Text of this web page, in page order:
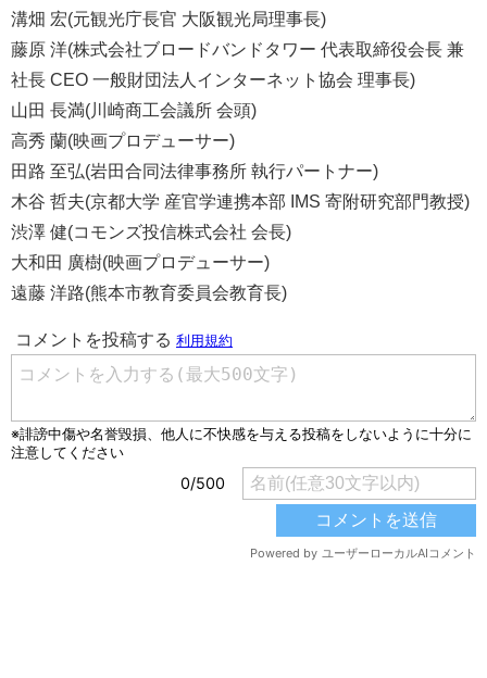
溝畑 宏(元観光庁長官 大阪観光局理事長)
藤原 洋(株式会社ブロードバンドタワー 代表取締役会長 兼
社長 CEO 一般財団法人インターネット協会 理事長)
山田 長満(川崎商工会議所 会頭)
高秀 蘭(映画プロデューサー)
田路 至弘(岩田合同法律事務所 執行パートナー)
木谷 哲夫(京都大学 産官学連携本部 IMS 寄附研究部門教授)
渋澤 健(コモンズ投信株式会社 会長)
大和田 廣樹(映画プロデューサー)
遠藤 洋路(熊本市教育委員会教育長)